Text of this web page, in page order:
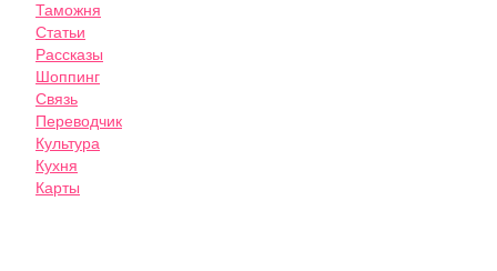
Таможня
Статьи
Рассказы
Шоппинг
Связь
Переводчик
Культура
Кухня
Карты